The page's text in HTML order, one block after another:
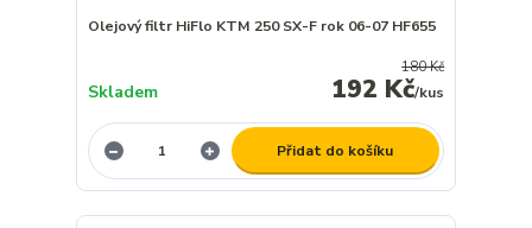
Olejový filtr HiFlo KTM 250 SX-F rok 06-07 HF655
180 Kč
192 Kč/kus
Skladem
Přidat do košíku